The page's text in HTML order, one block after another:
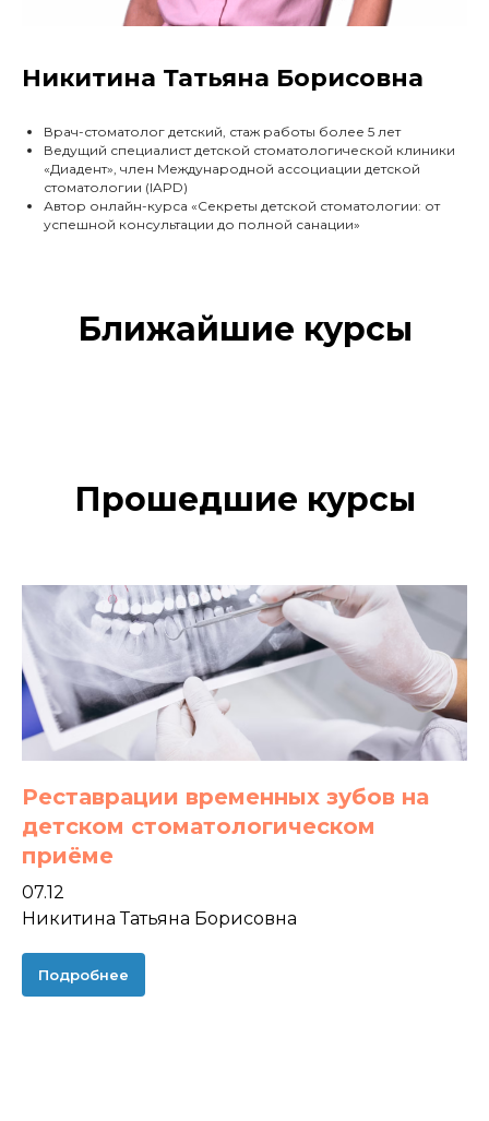
Никитина Татьяна Борисовна
Врач-стоматолог детский, стаж работы более 5 лет
Ведущий специалист детской стоматологической клиники
«Диадент», член Международной ассоциации детской
стоматологии (IAPD)
Автор онлайн-курса «Секреты детской стоматологии: от
успешной консультации до полной санации»
Ближайшие курсы
Прошедшие курсы
Реставрации временных зубов на
детском стоматологическом
приёме
07.12
Никитина Татьяна Борисовна
Подробнее